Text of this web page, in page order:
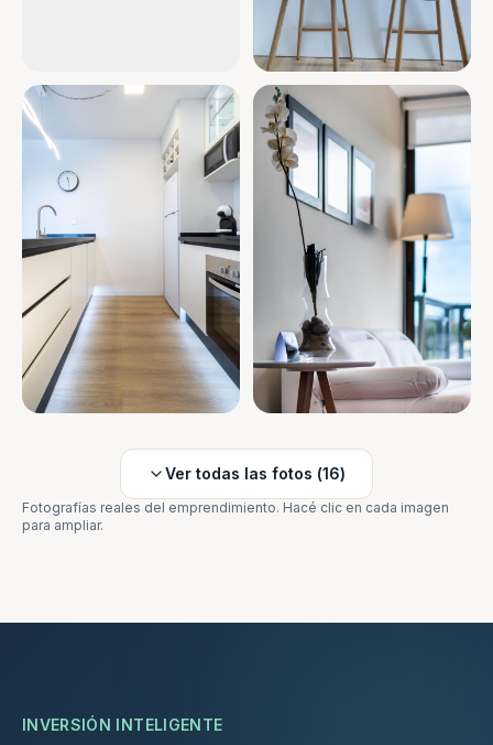
Ver todas las fotos (16)
Fotografías reales del emprendimiento. Hacé clic en cada imagen
para ampliar.
INVERSIÓN INTELIGENTE